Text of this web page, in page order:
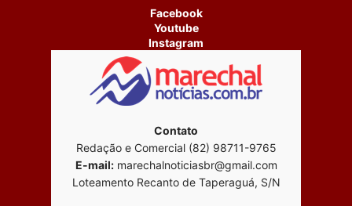
Facebook
Youtube
Instagram
Contato
Redação e Comercial (82) 98711-9765
E-mail:marechalnoticiasbr@gmail.com
Loteamento Recanto de Taperaguá, S/N